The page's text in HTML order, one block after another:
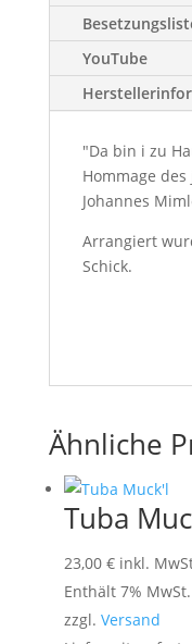
YouTube
"Da bin i zu
Hommage
Johannes
Arrangiert
Schick.
Ähnliche
Tuba
23,00 € inkl.
Enthält 7% MwSt.
zzgl. Versand